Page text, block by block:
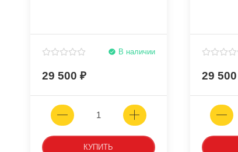
В наличии
29 500
КУПИТЬ
29 500